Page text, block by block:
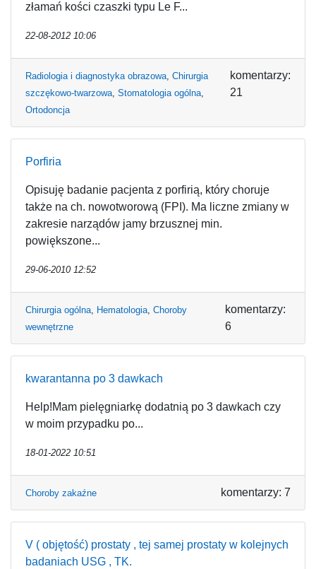
złamań kości czaszki typu Le F...
22-08-2012 10:06
Radiologia i diagnostyka obrazowa, Chirurgia
szczękowo-twarzowa, Stomatologia ogólna,
Ortodoncja
komentarzy:
21
Porfiria
Opisuję badanie pacjenta z porfirią, który choruje
także na ch. nowotworową (FPI). Ma liczne zmiany w
zakresie narządów jamy brzusznej min.
powiększone...
29-06-2010 12:52
Chirurgia ogólna, Hematologia, Choroby
wewnętrzne
komentarzy:
6
kwarantanna po 3 dawkach
Help!Mam pielęgniarkę dodatnią po 3 dawkach czy
w moim przypadku po...
18-01-2022 10:51
Choroby zakaźne komentarzy: 7
V ( objętość) prostaty , tej samej prostaty w kolejnych
badaniach USG , TK.